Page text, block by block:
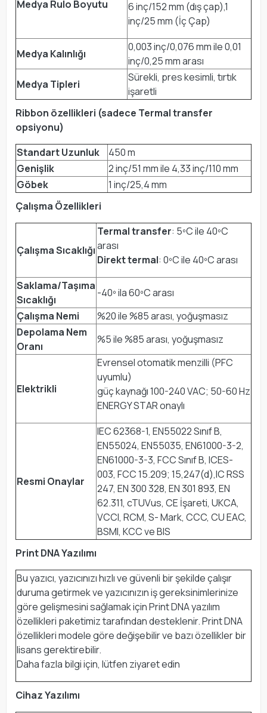
Medya Rulo Boyutu
6 inç/152 mm (dış çap),1
inç/25 mm (İç Çap)
Medya Kalınlığı
0,003 inç/0,076 mm ile 0,01
inç/0,25 mm arası
Medya Tipleri
Sürekli, pres kesimli, tırtık
işaretli
Ribbon özellikleri (sadece Termal transfer
opsiyonu)
Standart Uzunluk
450 m
Genişlik
2 inç/51 mm ile 4,33 inç/110 mm
Göbek
1 inç/25,4 mm
Çalışma Özellikleri
Çalışma Sıcaklığı
Termal transfer: 5ºC ile 40ºC
arası
Direkt termal: 0ºC ile 40ºC arası
Saklama/Taşıma
Sıcaklığı
-40º ila 60ºC arası
Çalışma Nemi
%20 ile %85 arası, yoğuşmasız
Depolama Nem
Oranı
%5 ile %85 arası, yoğuşmasız
Elektrikli
Evrensel otomatik menzilli (PFC
uyumlu)
güç kaynağı 100-240 VAC; 50-60 Hz
ENERGY STAR onaylı
Resmi Onaylar
IEC 62368-1, EN55022 Sınıf B,
EN55024, EN55035, EN61000-3-2,
EN61000-3-3, FCC Sınıf B, ICES-
003, FCC 15.209; 15,247(d),IC RSS
247, EN 300 328, EN 301 893, EN
62.311, cTUVus, CE İşareti, UKCA,
VCCI, RCM, S- Mark, CCC, CU EAC,
BSMI, KCC ve BIS
Print DNA Yazılımı
Bu yazıcı, yazıcınızı hızlı ve güvenli bir şekilde çalışır
duruma getirmek ve yazıcınızın iş gereksinimlerinize
göre gelişmesini sağlamak için Print DNA yazılım
özellikleri paketimiz tarafından desteklenir. Print DNA
özellikleri modele göre değişebilir ve bazı özellikler bir
lisans gerektirebilir.
Daha fazla bilgi için, lütfen ziyaret edin
Cihaz Yazılımı